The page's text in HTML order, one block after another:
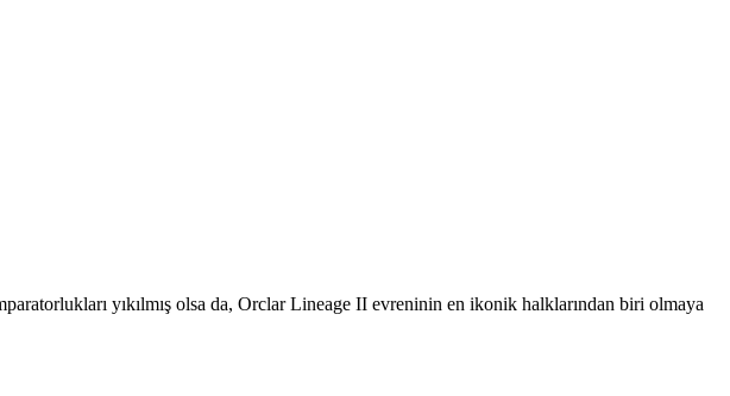
yıkılmış olsa da, Orclar Lineage II evreninin en ikonik halklarından biri olmaya